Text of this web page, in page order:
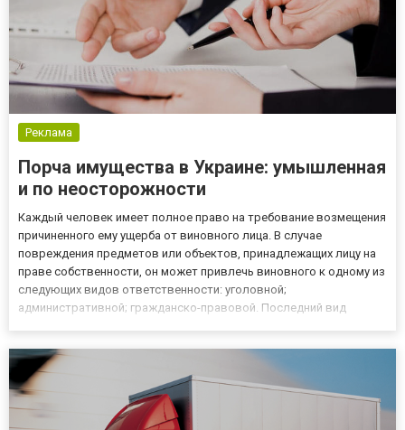
Реклама
Порча имущества в Украине: умышленная
и по неосторожности
Каждый человек имеет полное право на требование возмещения
причиненного ему ущерба от виновного лица. В случае
повреждения предметов или объектов, принадлежащих лицу на
праве собственности, он может привлечь виновного к одному из
следующих видов ответственности: уголовной;
административной; гражданско-правовой. Последний вид
путем обращения в су...